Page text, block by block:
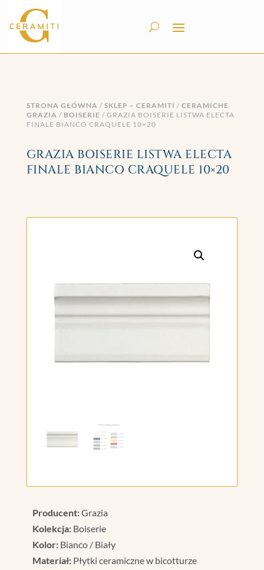
STRONA GŁÓWNA / SKLEP – CERAMITI / CERAMICHE
GRAZIA / BOISERIE / GRAZIA BOISERIE LISTWA ELECTA
FINALE BIANCO CRAQUELE 10×20
GRAZIA BOISERIE LISTWA ELECTA
FINALE BIANCO CRAQUELE 10×20
Producent:Grazia
Kolekcja:Boiserie
Kolor:Bianco / Biały
Materiał:Płytki ceramiczne w bicotturze